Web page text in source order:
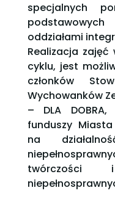
specjalnych
oddziałami
Realizacja
cyklu, jest
członków
Wychowanków
– DLA
funduszy
na